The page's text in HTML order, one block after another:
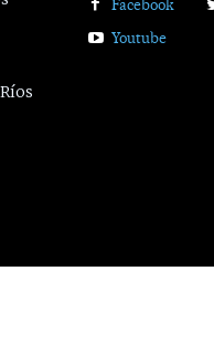
Facebook
Youtube